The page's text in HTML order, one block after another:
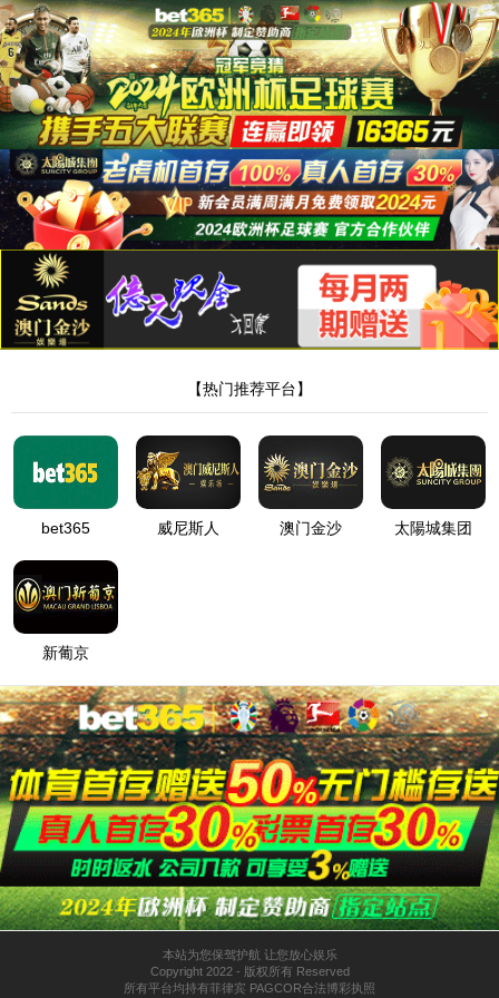
87978797威尼斯老品牌
首页
来源：
在选择编织机时，不仅要考虑机器本身，还应考虑厂商的规
87978797威尼斯老品牌科技
87978797威尼斯老品牌科技--专业高速编织机厂家。咨询热
上一篇: 编织机要检查哪些内容？
产品系列
编织机系列 合股机系列 装配机系列 软管切管机系列 收卷机系列 放卷机
编织设备定制
研发团队介绍 专利技术介绍 研发定制流程 合作院校
上门安装培训服务 终身售后维护服务
桥
在线咨
询
客服咨
询